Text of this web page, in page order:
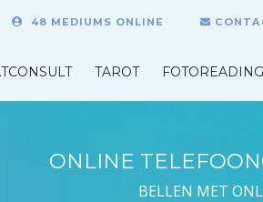
48 MEDIUMS ONLINE
TAROT FOTOREADING
ONLINE
BELLEN MET